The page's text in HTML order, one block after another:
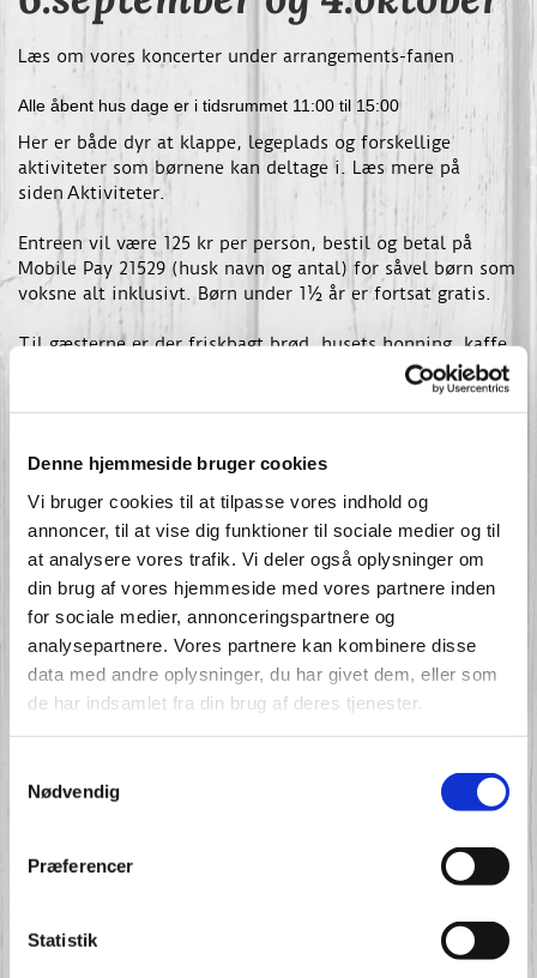
Denne hjemmeside bruger cookies
Vi bruger cookies til at tilpasse vores indhold og
annoncer, til at vise dig funktioner til sociale medier og til
at analysere vores trafik. Vi deler også oplysninger om
din brug af vores hjemmeside med vores partnere inden
for sociale medier, annonceringspartnere og
analysepartnere. Vores partnere kan kombinere disse
data med andre oplysninger, du har givet dem, eller som
de har indsamlet fra din brug af deres tjenester.
Nødvendig
Præferencer
Statistik
Læs om vores koncerter under arrangements-fanen
Alle åbent hus dage er i tidsrummet 11:00 til 15:00
Her er både dyr at klappe, legeplads og forskellige
aktiviteter som børnene kan deltage i. Læs mere på
siden Aktiviteter.
Entreen vil være 125 kr per person, bestil og betal på
Mobile Pay 21529 (husk navn og antal) for såvel børn som
voksne alt inklusivt. Børn under 1½ år er fortsat gratis.
Til gæsterne er der friskbagt brød, husets honning, kaffe,
the, saft - alt sammen økologisk og indgår i entré prisen.
Hver dag starter med at Lars byder velkommen og
senere på dagen må gå rundt på egen hånd og navigere
efter de forklaringer og anvisninger der er ophængt rundt
ved dyrene - eller spørge efter Casper eller Lars, hvis de
da er til at finde:-)
Hver dag vil der også være "ønskekoncert" for børnene.
Lytterønskerne opfyldes af Lars der spiller på sin
Nogen gange, hvis det regner, vil der være musikbanko
for både børn og voksne -der spilles banko med
bankoplader med sangtitler istedet for tal - alle synger
med.
Der er adgang for kørestole til toilettet (hvor der også er
puslerum) og til skolestuen, hvor vi spiser, når det er
Ferguson traktoren eller en lille koncert -følg med på